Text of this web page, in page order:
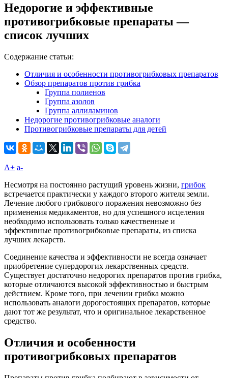
Недорогие и эффективные
противогрибковые препараты —
список лучших
Содержание статьи:
Отличия и особенности противогрибковых препаратов
Обзор препаратов против грибка
Группа полиенов
Группа азолов
Группа аллиламинов
Недорогие противогрибковые аналоги
Противогрибковые препараты для детей
A+ а-
Несмотря на постоянно растущий уровень жизни, грибок
встречается практически у каждого второго жителя земли.
Лечение любого грибкового поражения невозможно без
применения медикаментов, но для успешного исцеления
необходимо использовать только качественные и
эффективные противогрибковые препараты, из списка
лучших лекарств.
Соединение качества и эффективности не всегда означает
приобретение супердорогих лекарственных средств.
Существует достаточно недорогих препаратов против грибка,
которые отличаются высокой эффективностью и быстрым
действием. Кроме того, при лечении грибка можно
использовать аналоги дорогостоящих препаратов, которые
дают тот же результат, что и оригинальное лекарственное
средство.
Отличия и особенности
противогрибковых препаратов